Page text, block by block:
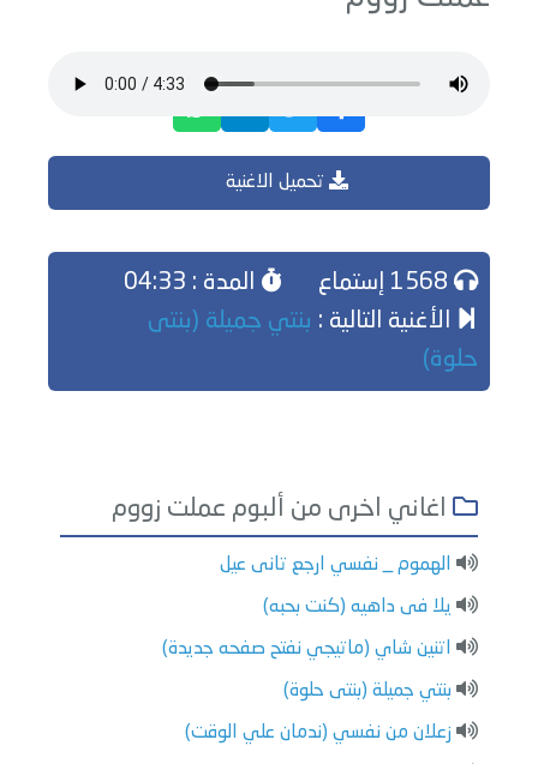
تحميل الاغنية
المدة : 04:33
الأغنية التالية : بنتي جميلة (بنتى
حلوة)
اغاني اخرى من ألبوم عملت زووم
الهموم _ نفسي ارجع تانى عيل
يلا فى داهيه (كنت بحبه)
اتنين شاي (ماتيجي نفتح صفحه جديدة)
بنتي جميلة (بنتى حلوة)
زعلان من نفسي (ندمان علي الوقت)